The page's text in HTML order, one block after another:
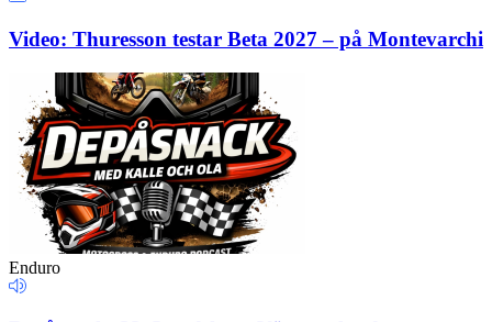
Video: Thuresson testar Beta 2027 – på Montevarchi
Enduro